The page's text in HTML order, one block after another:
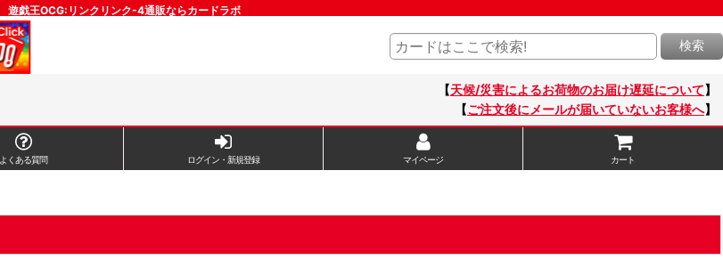
遊戯王OCG:リンクリンク-4通販ならカードラボ
検索
【天候/災害によるお荷物のお届け遅延について】
【ご注文後にメールが届いていないお客様へ】
よくある質問 ログイン・新規登録 マイページ カート